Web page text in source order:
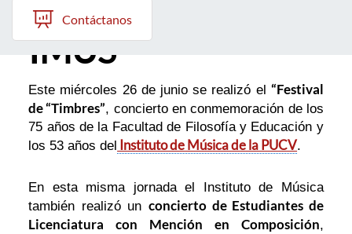
Quiénes somos
Líneas de trabajo 2025-2028
Proyecto Conocimientos 2030
Reportes
Contáctanos
Aniversario 53
IMUS
Este miércoles 26 de junio se realizó el “Festival
de “Timbres”, concierto en conmemoración de los
75 años de la Facultad de Filosofía y Educación y
los 53 años del Instituto de Música de la PUCV.
En esta misma jornada el Instituto de Música
también realizó un concierto de Estudiantes de
Licenciatura con Mención en Composición,